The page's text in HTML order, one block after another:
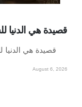
قصيدة هي الدنيا
قصيدة هي الدنيا
August 6, 2026